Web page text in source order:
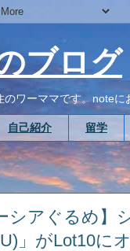
ブログ
のワーママです。note
自己紹介 留学
シアぐるめ】
」がLot10に